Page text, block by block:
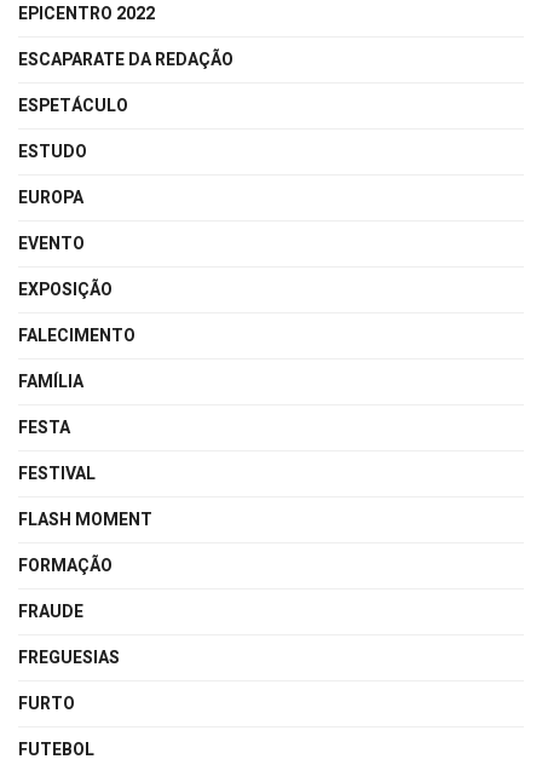
EPICENTRO 2022
ESCAPARATE DA REDAÇÃO
ESPETÁCULO
ESTUDO
EUROPA
EVENTO
EXPOSIÇÃO
FALECIMENTO
FAMÍLIA
FESTA
FESTIVAL
FLASH MOMENT
FORMAÇÃO
FRAUDE
FREGUESIAS
FURTO
FUTEBOL